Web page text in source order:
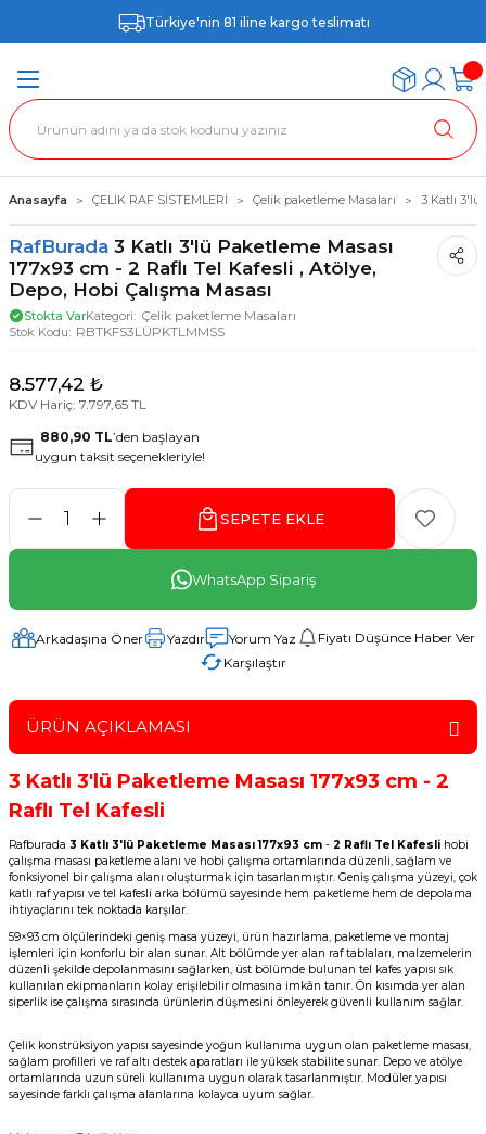
Türkiye'nin 81 iline kargo teslimatı
Anasayfa ÇELİK RAF SİSTEMLERİ Çelik paketleme Masaları 3 Katlı 3'lü
RafBurada 3 Katlı 3'lü Paketleme Masası
177x93 cm - 2 Raflı Tel Kafesli , Atölye,
Depo, Hobi Çalışma Masası
Stokta VarKategori Çelik paketleme Masaları
Stok Kodu RBTKFS3LÜPKTLMMSS
8.577,42 ₺
KDV Hariç: 7.797,65 TL
880,90 TL’den başlayan
uygun taksit seçenekleriyle!
SEPETE EKLE
WhatsApp Sipariş
Arkadaşına Öner Yazdır Yorum Yaz
Fiyatı Düşünce Haber Ver
Karşılaştır
ÜRÜN AÇIKLAMASI
3 Katlı 3'lü Paketleme Masası 177x93 cm - 2
Raflı Tel Kafesli
Rafburada 3 Katlı 3'lü Paketleme Masası 177x93 cm - 2 Raflı Tel Kafesli hobi
çalışma masası paketleme alanı ve hobi çalışma ortamlarında düzenli, sağlam ve
fonksiyonel bir çalışma alanı oluşturmak için tasarlanmıştır. Geniş çalışma yüzeyi, çok
katlı raf yapısı ve tel kafesli arka bölümü sayesinde hem paketleme hem de depolama
ihtiyaçlarını tek noktada karşılar.
59×93 cm ölçülerindeki geniş masa yüzeyi, ürün hazırlama, paketleme ve montaj
işlemleri için konforlu bir alan sunar. Alt bölümde yer alan raf tablaları, malzemelerin
düzenli şekilde depolanmasını sağlarken, üst bölümde bulunan tel kafes yapısı sık
kullanılan ekipmanların kolay erişilebilir olmasına imkân tanır. Ön kısımda yer alan
siperlik ise çalışma sırasında ürünlerin düşmesini önleyerek güvenli kullanım sağlar.
Çelik konstrüksiyon yapısı sayesinde yoğun kullanıma uygun olan paketleme masası,
sağlam profilleri ve raf altı destek aparatları ile yüksek stabilite sunar. Depo ve atölye
ortamlarında uzun süreli kullanıma uygun olarak tasarlanmıştır. Modüler yapısı
sayesinde farklı çalışma alanlarına kolayca uyum sağlar.